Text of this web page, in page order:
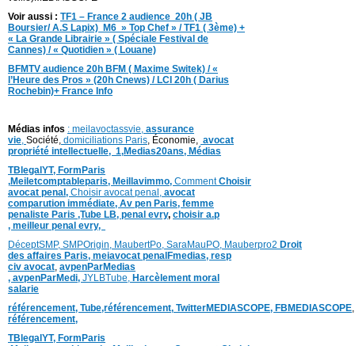
Voir aussi : TF1 – France 2 audience 20h ( JB
Boursier/ A.S Lapix) M6 » Top Chef » / TF1 ( 3ème) +
« La Grande Librairie » ( Spéciale Festival de
Cannes) / « Quotidien » ( Louane)
BFMTV audience 20h BFM ( Maxime Switek) / «
l’Heure des Pros » (20h Cnews) / LCI 20h ( Darius
Rochebin)+ France Info
Médias infos : meilavoctassvie, assurance
vie, Société, domiciliations Paris, Économie, avocat
propriété intellectuelle, 1,Medias20ans, Médias
TBlegalYT, FormParis
,Meiletcomptableparis, Meillavimmo, CommentChoisir
avocat penal, Choisir avocat penal, avocat
comparution immédiate, Av pen Paris, femme
penaliste Paris ,Tube LB, penal evry, choisir a.p
, meilleur penal evry,
DéceptSMP, SMPOrigin, MaubertPo, SaraMauPO, Mauberpro2 Droit
des affaires Paris, meiavocat penalFmedias, resp
civ avocat, avpenParMedias
, avpenParMedi, JYLBTube, Harcèlement moral
salarie
référencement, Tube,référencement, TwitterMEDIASCOPE, FBMEDIASCOPE
référencement,
TBlegalYT, FormParis